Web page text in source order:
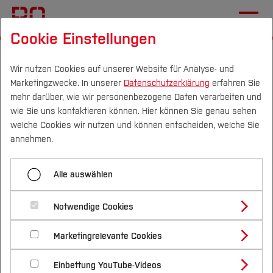
Campus Personen DE|EN Quicklinks
Studium
Studienangebote
Bachelorstudiengänge
Masterstudiengänge
Vor dem Studium
Bewerben & Einschreiben
Bewerbungsportal
Im Studium
Studienbüros und Prüfungen
Nach dem Studium
Forschung & Transfer
Profil
Forschungs- und Transferprofil
Schwerpunkte (FuT)
Beratung & Förderung
Nachhaltigkeit
Nachhaltigkeit studieren
International
Mechatronik und Maschinenbau
Forschung und Projekte
Menü aufklappen
Übersicht
Studieren im Fachbereich
Einrichtungen
Forschung, Entwicklung
und Projekte
Forschung und Entwicklung
Cookie Einstellungen
Wir nutzen Cookies auf unserer Website für Analyse- und
Marketingzwecke. In unserer Datenschutzerklärung erfahren Sie
mehr darüber, wie wir personenbezogene Daten verarbeiten und
wie Sie uns kontaktieren können. Hier können Sie genau sehen
welche Cookies wir nutzen und können entscheiden, welche Sie
annehmen.
Alle auswählen
Notwendige Cookies
Marketingrelevante Cookies
Einbettung YouTube-Videos